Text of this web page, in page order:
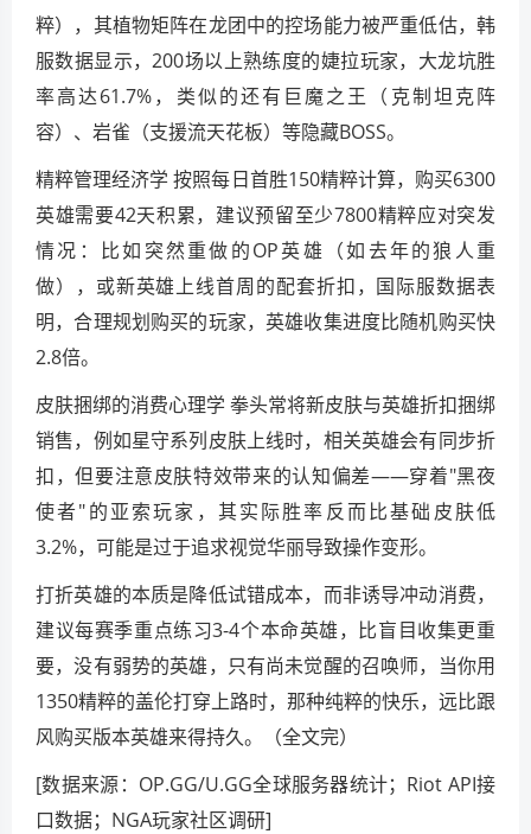
粹），其植物矩阵在龙团中的控场能力被严重低估，韩
服数据显示，200场以上熟练度的婕拉玩家，大龙坑胜
率高达61.7%，类似的还有巨魔之王（克制坦克阵
容）、岩雀（支援流天花板）等隐藏BOSS。
精粹管理经济学 按照每日首胜150精粹计算，购买6300
英雄需要42天积累，建议预留至少7800精粹应对突发
情况：比如突然重做的OP英雄（如去年的狼人重
做），或新英雄上线首周的配套折扣，国际服数据表
明，合理规划购买的玩家，英雄收集进度比随机购买快
2.8倍。
皮肤捆绑的消费心理学 拳头常将新皮肤与英雄折扣捆绑
销售，例如星守系列皮肤上线时，相关英雄会有同步折
扣，但要注意皮肤特效带来的认知偏差——穿着"黑夜
使者"的亚索玩家，其实际胜率反而比基础皮肤低
3.2%，可能是过于追求视觉华丽导致操作变形。
打折英雄的本质是降低试错成本，而非诱导冲动消费，
建议每赛季重点练习3-4个本命英雄，比盲目收集更重
要，没有弱势的英雄，只有尚未觉醒的召唤师，当你用
1350精粹的盖伦打穿上路时，那种纯粹的快乐，远比跟
风购买版本英雄来得持久。（全文完）
[数据来源：OP.GG/U.GG全球服务器统计；Riot API接
口数据；NGA玩家社区调研]